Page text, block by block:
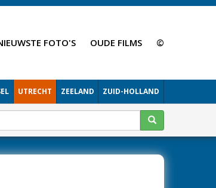
FOTO'S OUDE FILMS ©
UTRECHT ZEELAND ZUID-HOLLAND